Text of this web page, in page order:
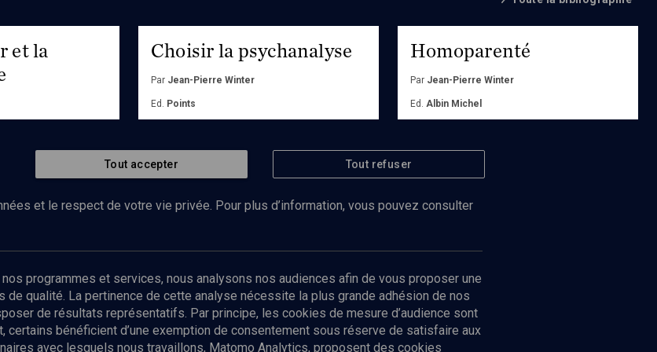
nous aider à
dans
et la
Choisir la psychanalyse
Par Jean-Pierre Winter
Ed. Points
Homoparenté
Par Jean-Pierre Winter
Ed. Albin Michel
vous à notre newsletter
Envoyer
Tout accepter Tout refuser
et le respect de votre vie privée. Pour plus d’information, vous pouvez consulter
programmes et services, nous analysons nos audiences afin de vous proposer une
qualité. La pertinence de cette analyse nécessite la plus grande adhésion de nos
de résultats représentatifs. Par principe, les cookies de mesure d’audience sont
certains bénéficient d’une exemption de consentement sous réserve de satisfaire aux
avec lesquels nous travaillons, Matomo Analytics, proposent des cookies